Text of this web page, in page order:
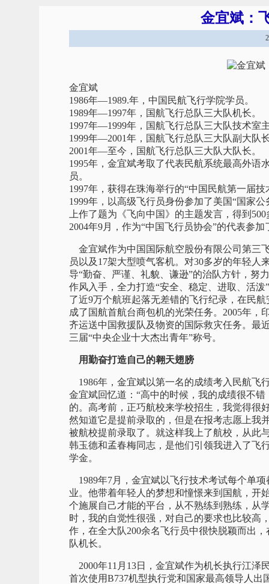
金宜斌：
金宜斌
1986年—1989.年，中国民航飞行学院学员。
1989年—1997年，国航飞行总队三大队机长。
1997年—1999年，国航飞行总队三大队技术室
1999年—2001年，国航飞行总队三大队副大队
2001年—至今，国航飞行总队三大队大队长。
1995年，金宜斌考取了代表民航系统最高外
员。
1997年，获得在珠海举行的“中国民航第一届
1999年，以高级飞行员身份参加了美国“国家
上作了题为《飞向中国》的主题发言，得到
2004年9月，作为“中国飞行员协会”的代表参
金宜斌作为中国国际航空股份有限公司第三
员以及17架大型喷气客机。对30多岁的年轻
导“勤奋、严谨、礼貌、谦逊”的治队方针，努
作风入手，全力打造“安全、稳定、进取、活
了近9万个航班起落无差错的飞行纪录，在民
成了国航首航台商包机的光荣任务。2005年
齐运送中国救援队及物资的国际救灾任务。最
三届“中央企业十大杰出青年”称号。
用勤奋打造自己的翱天翅膀
1986年，金宜斌以第一名的成绩考入民航飞
金宜斌回忆道：“高中的时候，我的成绩很不
的。高考前，正巧航校来学校招生，我觉得很
然知道它是提前录取的，但是在报考志愿上我
被航校提前录取了。就这样我上了航校，从此
韩玉德和孟春梅同志，是他们引领我进入了飞
学金。
1989年7月，金宜斌以飞行技术考试每个单
业。他带着年轻人的梦想和憧憬来到国航，开
个施展自己才能的平台，从不熟练到熟练，从
时，我的自觉性很强，对自己的要求也比较高
作，在全大队200余名飞行员中很快脱颖而出
队机长。
2000年11月13日，金宜斌作为机长执行江泽
首次使用B737机型执行党和国家最高领导人